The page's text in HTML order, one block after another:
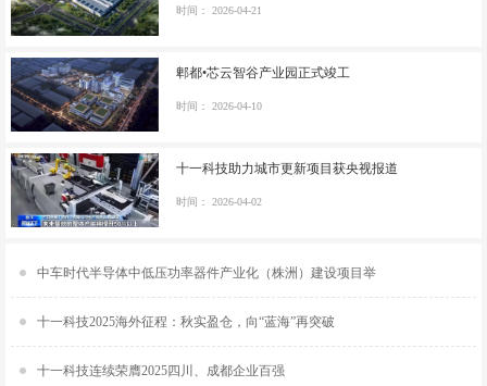
时间： 2026-04-21
郫都•芯云智谷产业园正式竣工
时间： 2026-04-10
十一科技助力城市更新项目获央视报道
时间： 2026-04-02
中车时代半导体中低压功率器件产业化（株洲）建设项目举
十一科技2025海外征程：秋实盈仓，向“蓝海”再突破
十一科技连续荣膺2025四川、成都企业百强